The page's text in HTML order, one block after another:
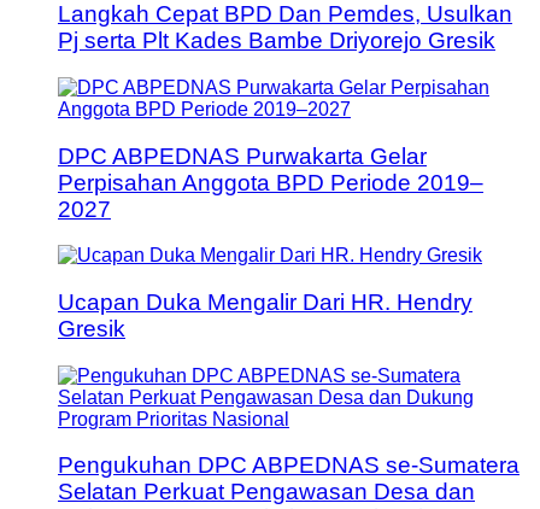
Langkah Cepat BPD Dan Pemdes, Usulkan
Pj serta Plt Kades Bambe Driyorejo Gresik
DPC ABPEDNAS Purwakarta Gelar
Perpisahan Anggota BPD Periode 2019–
2027
Ucapan Duka Mengalir Dari HR. Hendry
Gresik
Pengukuhan DPC ABPEDNAS se-Sumatera
Selatan Perkuat Pengawasan Desa dan